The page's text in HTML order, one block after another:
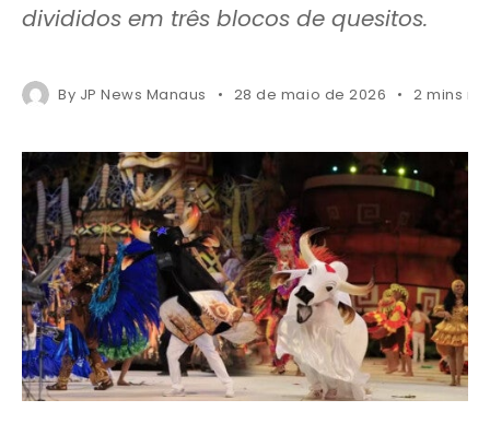
divididos em três blocos de quesitos.
By JP News Manaus 28 de maio de 2026 2 mins